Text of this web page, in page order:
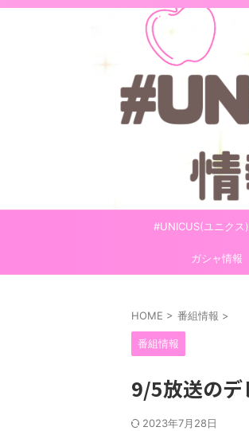
#UNICUS(ユニクス
ガシャ情報
HOME > 番組情報 >
番組情報
9/5放送のデ
2023年7月28日